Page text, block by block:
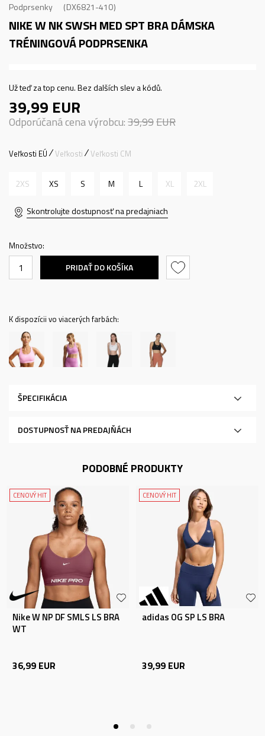
Podprsenky DX6821-410
NIKE W NK SWSH MED SPT BRADÁMSKA
TRÉNINGOVÁ PODPRSENKA
Už teď za top cenu. Bez dalších slev a kódů.
39,99 EUR
Odporúčaná cena výrobcu:39,99EUR
Veľkosti EÚ Veľkosti Veľkosti CM
2XS XS S M L XL 2XL
Skontrolujte dostupnosť na predajniach
Množstvo:
PRIDAŤ DO KOŠÍKA
K dispozícii vo viacerých farbách:
ŠPECIFIKÁCIA
DOSTUPNOSŤ NA PREDAJŇÁCH
PODOBNÉ PRODUKTY
CENOVÝ HIT
Nike W NP DF SMLS LS BRA
WT
36,99 EUR
CENOVÝ HIT
adidas OG SP LS BRA
39,99 EUR